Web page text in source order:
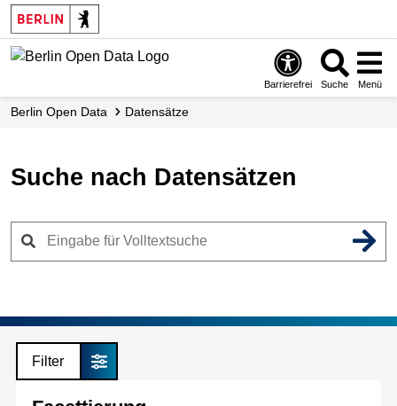
Skip
to
main
Barrierefrei Suche Menü
Berlin Open Data Datensätze
Suche nach Datensätzen
Filter